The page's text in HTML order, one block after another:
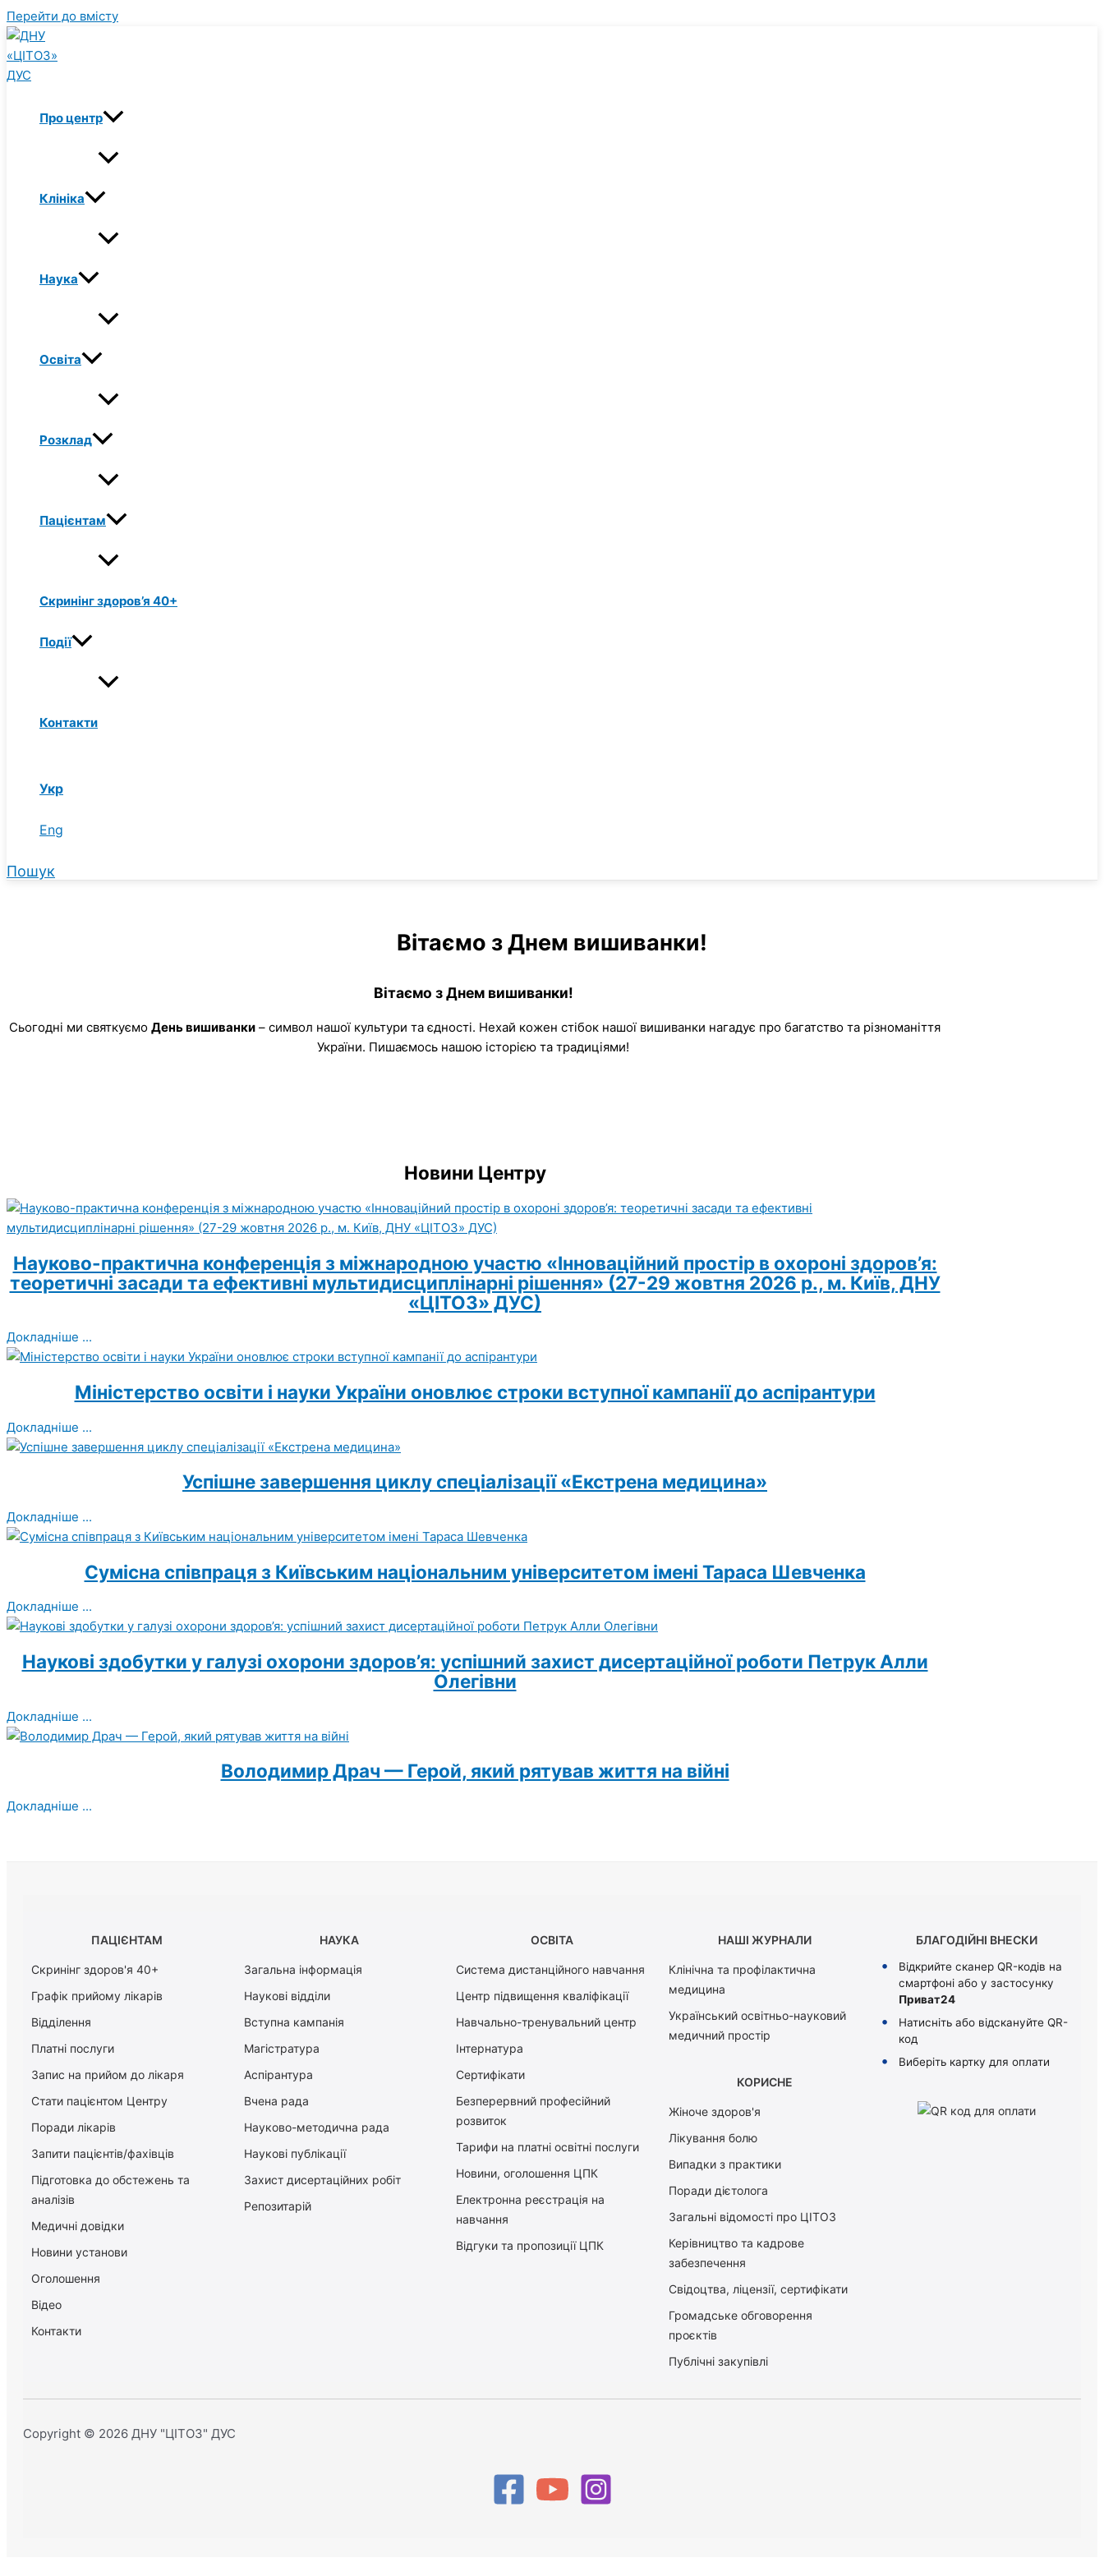
Перейти до вмісту
Про центр
Клініка
Наука
Освіта
Розклад
Пацієнтам
Скринінг здоров’я 40+
Події
Контакти
Укр
Eng
Пошук
Вітаємо з Днем вишиванки!
Вітаємо з Днем вишиванки!
Сьогодні ми святкуємо День вишиванки – символ нашої культури та єдності. Нехай кожен стібок нашої вишиванки нагадує про багатство та різноманіття
України. Пишаємось нашою історією та традиціями!
Новини Центру
Науково-практична конференція з міжнародною участю «Інноваційний простір в охороні здоров’я:
теоретичні засади та ефективні мультидисциплінарні рішення» (27-29 жовтня 2026 р., м. Київ, ДНУ
«ЦІТОЗ» ДУС)
Докладніше ...
Міністерство освіти і науки України оновлює строки вступної кампанії до аспірантури
Докладніше ...
Успішне завершення циклу спеціалізації «Екстрена медицина»
Докладніше ...
Сумісна співпраця з Київським національним університетом імені Тараса Шевченка
Докладніше ...
Наукові здобутки у галузі охорони здоров’я: успішний захист дисертаційної роботи Петрук Алли
Олегівни
Докладніше ...
Володимир Драч — Герой, який рятував життя на війні
Докладніше ...
ПАЦІЄНТАМ
Скринінг здоров'я 40+
Графік прийому лікарів
Відділення
Платні послуги
Запис на прийом до лікаря
Стати пацієнтом Центру
Поради лікарів
Запити пацієнтів/фахівців
Підготовка до обстежень та
аналізів
Медичні довідки
Новини установи
Оголошення
Відео
Контакти
НАУКА
Загальна інформація
Наукові відділи
Вступна кампанія
Магістратура
Аспірантура
Вчена рада
Науково-методична рада
Наукові публікації
Захист дисертаційних робіт
Репозитарій
ОСВІТА
Система дистанційного навчання
Центр підвищення кваліфікації
Навчально-тренувальний центр
Інтернатура
Сертифікати
Безперервний професійний
розвиток
Тарифи на платні освітні послуги
Новини, оголошення ЦПК
Електронна реєстрація на
навчання
Відгуки та пропозиції ЦПК
НАШІ ЖУРНАЛИ
Клінічна та профілактична
медицина
Український освітньо-науковий
медичний простір
КОРИСНЕ
Жіноче здоров'я
Лікування болю
Випадки з практики
Поради дієтолога
Загальні відомості про ЦІТОЗ
Керiвництво та кадрове
забезпечення
Свідоцтва, ліцензії, сертифікати
Громадське обговорення
проєктів
Публічні закупівлі
БЛАГОДІЙНІ ВНЕСКИ
Відкрийте сканер QR-кодів на
смартфоні або у застосунку
Приват24
Натисніть або відскануйте QR-
код
Виберіть картку для оплати
Copyright © 2026 ДНУ "ЦІТОЗ" ДУС